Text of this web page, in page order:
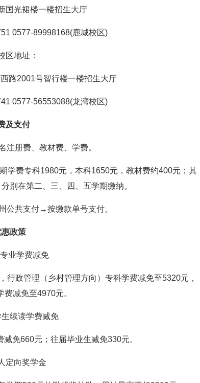
国光裙楼一楼招生大厅
0577-89998168(鹿城校区)
区地址：
路2001号智行楼一楼招生大厅
0577-56553088(龙湾校区)
及支付
注册费、教材费、学费。
学费专科1980元，本科1650元，教材费约400元；其
别在第二、三、四、五学期缴纳。
共支付→按缴款单号支付。
惠政策
专业学费减免
行政管理（乡村管理方向）专科学费减免至5320元，
减免至4970元。
续读学费减免
免660元；往届毕业生减免330元。
定向奖学金